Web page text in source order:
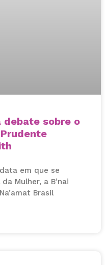
debate sobre o
em que se
Mulher, a B’nai
Brasil